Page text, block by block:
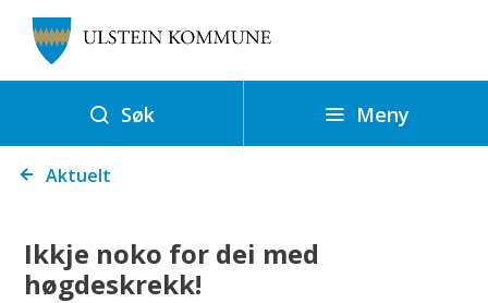
s
e
k
o
Søk Meny
Du Aktuelt
Ikkje noko for dei med
høgdeskrekk!